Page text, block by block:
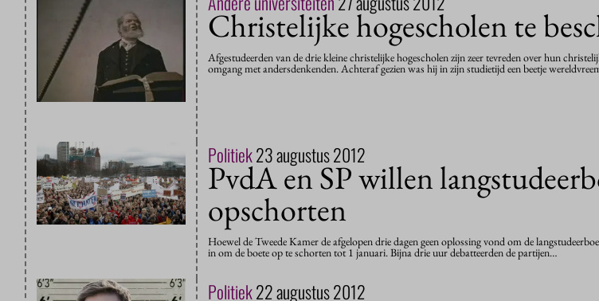
Christelijke hogescholen te
Afgestudeerden van de drie kleine christelijke hogescholen zijn zeer tevreden over hun
omgang met andersdenkenden. Achteraf gezien was hij in zijn studietijd een beetje
Politiek23 augustus 2012
PvdA en SP willen
opschorten
Hoewel de Tweede Kamer de afgelopen drie dagen geen oplossing vond om de
in om de boete op te schorten tot 1 januari. Bijna drie uur debatteerden de partijen…
Politiek22 augustus 2012